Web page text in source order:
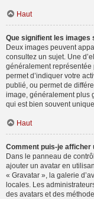
Haut
Que signifient les images
Deux images peuvent
consultez un sujet. Une
généralement représentée
permet d’indiquer votre
publié, ou permet de
image, généralement plus
qui est bien souvent
Haut
Comment puis-je afficher
Dans le panneau de
ajouter un avatar en
« Gravatar », la galerie
locales. Les
des avatars et des